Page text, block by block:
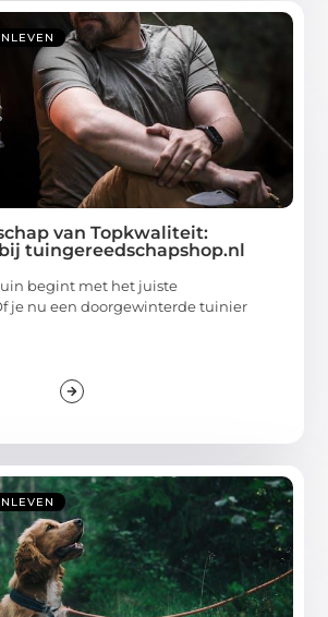
van Topkwaliteit:
tuingereedschapshop.nl
begint met het juiste
je nu een doorgewinterde tuinier